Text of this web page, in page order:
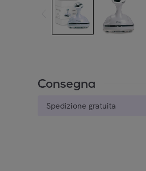
Consegna
Spedizione gratuita